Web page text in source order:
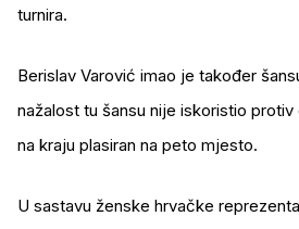
turnira.
Berislav Varović imao je također
nažalost tu šansu nije iskoristio
na kraju plasiran na peto mjesto.
U sastavu ženske hrvačke